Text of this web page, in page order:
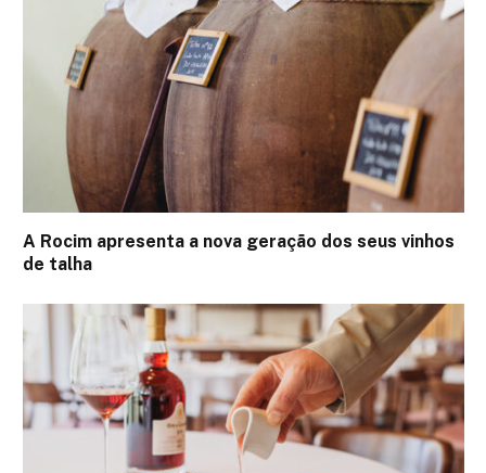
A Rocim apresenta a nova geração dos seus vinhos
de talha